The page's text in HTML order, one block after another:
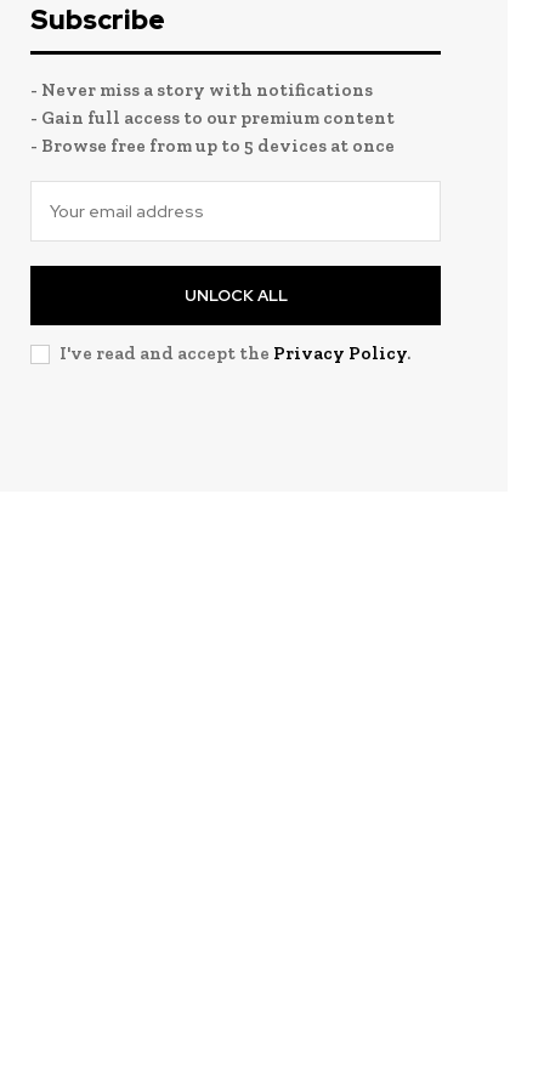
Subscribe
- Never miss a story with notifications
- Gain full access to our premium content
- Browse free from up to 5 devices at once
UNLOCK ALL
I've read and accept the Privacy Policy.